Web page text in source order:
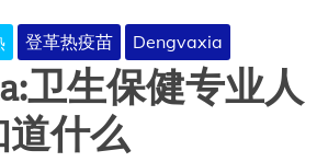
登革热疫苗 Dengvaxia
卫生保健专业人
什么